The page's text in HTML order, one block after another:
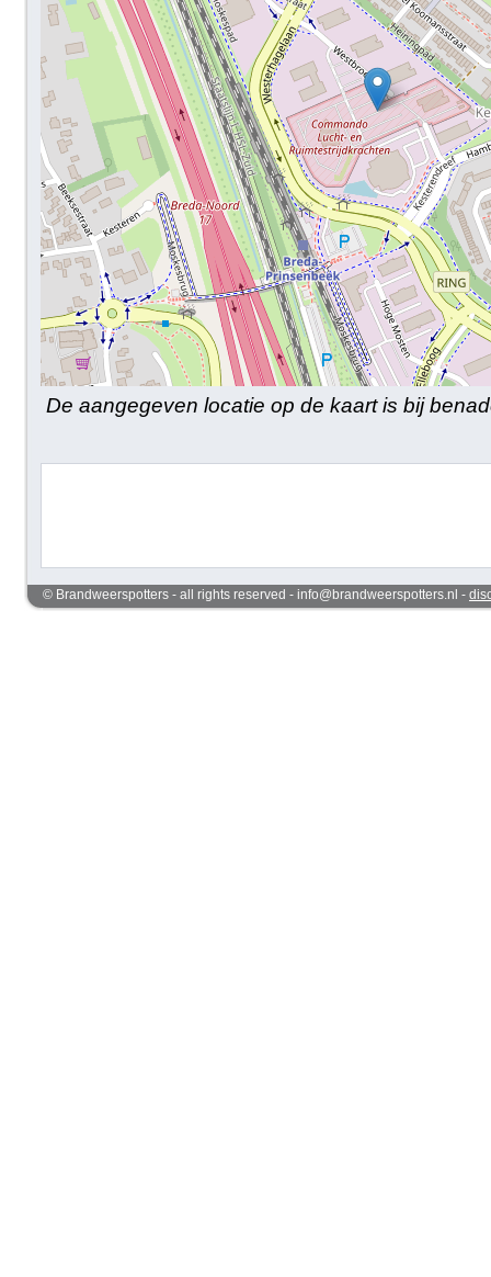
De aangegeven locatie op de kaart is bij
© Brandweerspotters - all rights reserved - info@brandweerspotters.nl -